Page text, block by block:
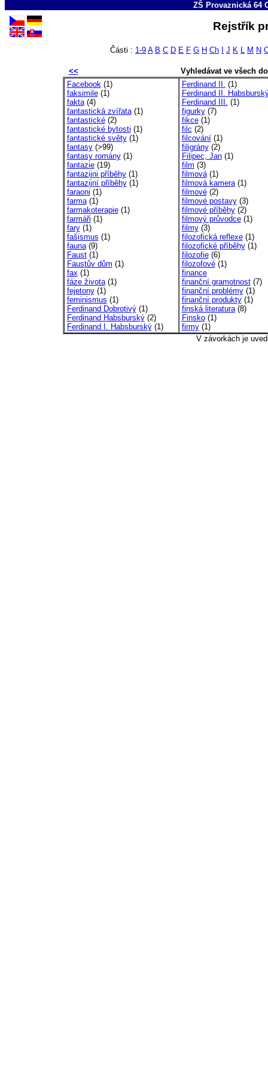
ZŠ Provaznická 64
Rejstřík
Části : 1-9 A B C D E F G H Ch J K L M N
<<
Vyhledávat ve všech
Facebook(1)
faksimile(1)
fakta(4)
fantastická zvířata(1)
fantastické(2)
fantastické bytosti (1)
fantastické světy(1)
fantasy(>99)
fantasy romány(1)
fantazie(19)
fantazijni příběhy(1)
fantazijní příběhy(1)
faraoni (1)
farma(1)
farmakoterapie(1)
farmáři (1)
fary(1)
fašismus (1)
fauna(9)
Faust(1)
Faustův dům (1)
fax(1)
fáze života(1)
fejetony(1)
feminismus (1)
Ferdinand Dobrotivý(1)
Ferdinand Habsburský(2)
Ferdinand I. Habsburský(1)
Ferdinand II. (1)
Ferdinand II.
Ferdinand III. (1)
figurky(7)
fikce(1)
filc (2)
filcování(1)
filigrány(2)
Filipec, Jan(1)
film (3)
filmová(1)
filmová kamera(1)
filmové(2)
filmové postavy(3)
filmové příběhy(2)
filmový průvodce(1)
filmy(3)
filozofická reflexe(1)
filozofické příběhy(1)
filozofie(6)
filozofové(1)
finance
finanční gramotnost(7)
finanční problémy(1)
finanční produkty(1)
finská literatura(8)
Finsko(1)
firmy(1)
V závorkách je